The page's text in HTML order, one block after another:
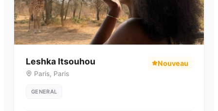
Leshka Itsouhou
Paris, Paris
Nouveau
GENERAL